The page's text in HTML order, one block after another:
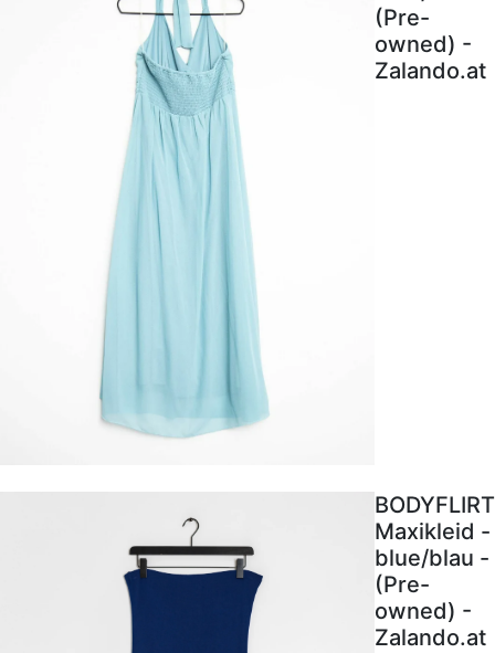
(Pre-
owned) -
Zalando.at
BODYFLIRT
Maxikleid -
blue/blau -
(Pre-
owned) -
Zalando.at